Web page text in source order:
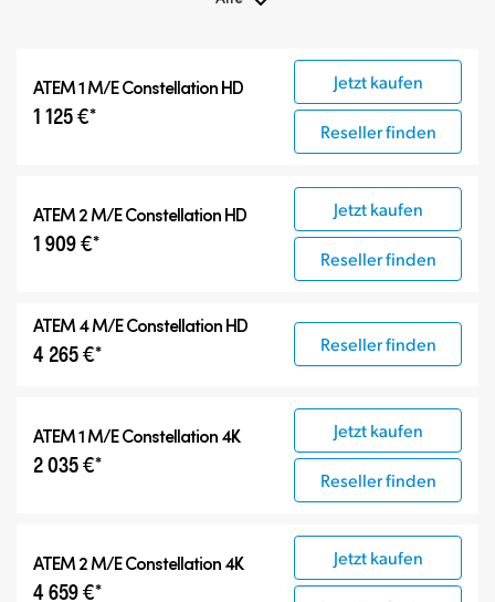
ATEM Constellation
ATEM Advanced Panels
Kompatible Produkte
ATEM 1 M/E Constellation HD
1 125 €*
Jetzt kaufen
Reseller finden
ATEM 2 M/E Constellation HD
1 909 €*
Jetzt kaufen
Reseller finden
ATEM 4 M/E Constellation HD
4 265 €* Reseller finden
ATEM 1 M/E Constellation 4K
2 035 €*
Jetzt kaufen
Reseller finden
ATEM 2 M/E Constellation 4K
4 659 €*
Jetzt kaufen